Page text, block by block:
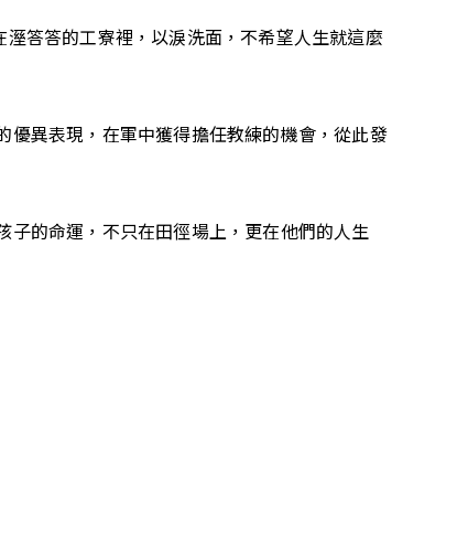
答答的工寮裡，以淚洗面，不希望人生就這麼
優異表現，在軍中獲得擔任教練的機會，從此發
子的命運，不只在田徑場上，更在他們的人生